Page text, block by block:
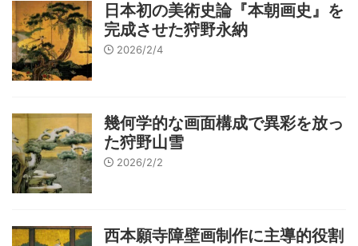
日本初の美術史論『本朝画史』を
完成させた狩野永納
2026/2/4
幾何学的な画面構成で異彩を放っ
た狩野山雪
2026/2/2
西本願寺障壁画制作に主導的役割